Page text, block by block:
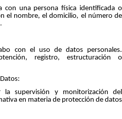
con una persona física identificada o
el nombre, el domicilio, el número de
con el uso de datos personales.
registro, estructuración o
la supervisión y monitorización del
en materia de protección de datos